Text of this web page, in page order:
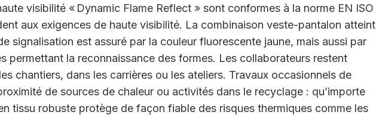
visibilité « Dynamic Flame Reflect » sont conformes à la norme EN ISO
aux exigences de haute visibilité. La combinaison veste-pantalon atteint
signalisation est assuré par la couleur fluorescente jaune, mais aussi par
permettant la reconnaissance des formes. Les collaborateurs restent
chantiers, dans les carrières ou les ateliers. Travaux occasionnels de
de sources de chaleur ou activités dans le recyclage : qu’importe
tissu robuste protège de façon fiable des risques thermiques comme les